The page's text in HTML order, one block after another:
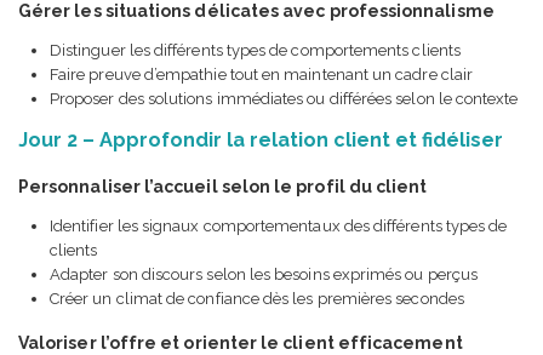
Gérer les situations délicates avec professionnalisme
Distinguer les différents types de comportements clients
Faire preuve d’empathie tout en maintenant un cadre clair
Proposer des solutions immédiates ou différées selon le contexte
Jour 2 – Approfondir la relation client et fidéliser
Personnaliser l’accueil selon le profil du client
Identifier les signaux comportementaux des différents types de
clients
Adapter son discours selon les besoins exprimés ou perçus
Créer un climat de confiance dès les premières secondes
Valoriser l’offre et orienter le client efficacement